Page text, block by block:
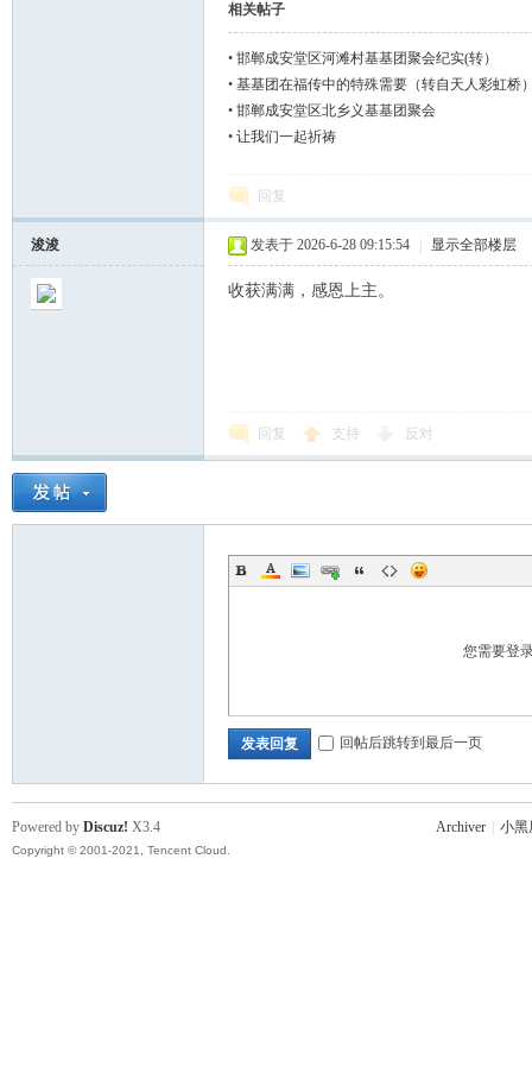
相关帖子
• 邯郸成安堂区河滩村基基团聚会纪实(转）
• 基基团在福传中的特殊需要（转自天人彩虹桥
• 邯郸成安堂区北乡义基基团聚会
• 让我们一起祈祷
回复
浚浚 发表于 2026-6-28 09:15:54 显示全部楼层
收获满满，感恩上主。
回复 支持 反对
您需要登
发表回复 回帖后跳转到最后一页
Archiver 小黑
Powered by Discuz! X3.4
Copyright © 2001-2021, Tencent Cloud.